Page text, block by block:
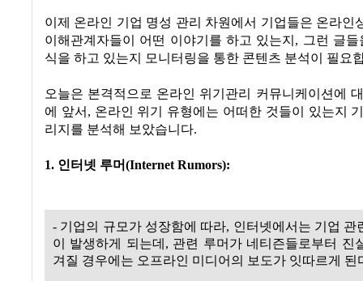
이제 온라인 기업 명성 관리 차원에서 기업들은 온라인
이해관계자들이 어떤 이야기를 하고 있는지, 그런 글
식을 하고 있는지 모니터링을 통한 콘텐츠 분석이 필요
오늘은 본격적으로 온라인 위기관리 커뮤니케이션에
에 앞서, 온라인 위기 유형에는 어떠한 것들이 있는지
리지를 분석해 보았습니다.
1. 인터넷 루머(Internet Rumors):
- 기업의 규모가 성장함에 따라, 인터넷에서는 기업 관
이 발생하게 되는데, 관련 루머가 네티즌들로부터 진
겨질 경우에는 오프라인 미디어의 보도가 잇따르게 된